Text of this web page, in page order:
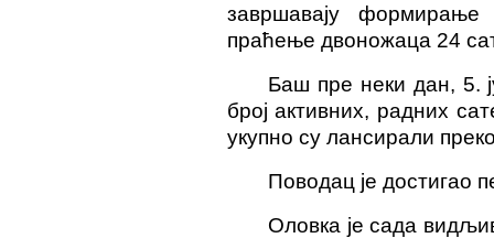
завршавају
праћење двоножаца 24
Баш пре неки дан, 5.
број активних, радних
укупно су лансирали
Поводац је достигао
Оловка је сада